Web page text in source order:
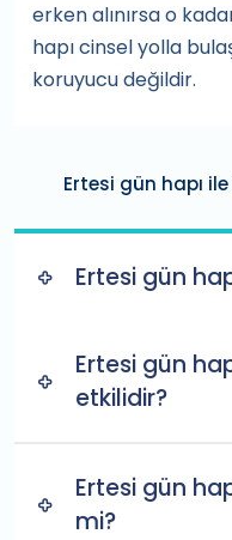
erken alınırsa o
hapı cinsel yolla
koruyucu değildir.
Ertesi gün hapı
Ertesi gün
Ertesi gün
etkilidir?
Ertesi gün
mi?